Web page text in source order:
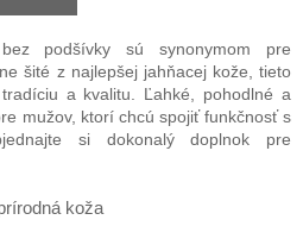
podšívky sú synonymom pre
šité z najlepšej jahňacej kože, tieto
a kvalitu. Ľahké, pohodlné a
mužov, ktorí chcú spojiť funkčnosť s
si dokonalý doplnok pre
koža